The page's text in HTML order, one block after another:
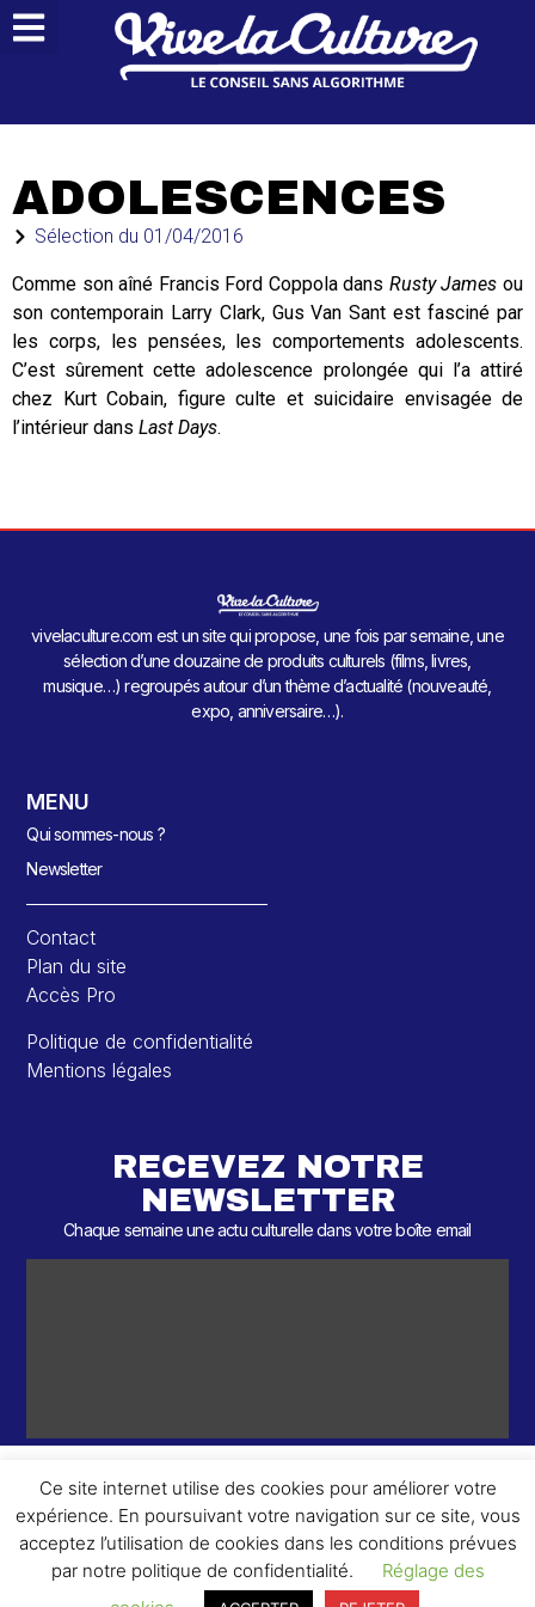
ADOLESCENCES
Sélection du 01/04/2016
Comme son aîné Francis Ford Coppola dans Rusty James ou
son contemporain Larry Clark, Gus Van Sant est fasciné par
les corps, les pensées, les comportements adolescents.
C’est sûrement cette adolescence prolongée qui l’a attiré
chez Kurt Cobain, figure culte et suicidaire envisagée de
l’intérieur dans Last Days.
vivelaculture.com est un site qui propose, une fois par semaine, une
sélection d’une douzaine de produits culturels (films, livres,
musique…) regroupés autour d’un thème d’actualité (nouveauté,
expo, anniversaire…).
MENU
Qui sommes-nous ?
Newsletter
Contact
Plan du site
Accès Pro
Politique de confidentialité
Mentions légales
RECEVEZ NOTRE
NEWSLETTER
Chaque semaine une actu culturelle dans votre boîte email
© 2026 – 2 ème Round – Tous droits réservés.
Ce site internet utilise des cookies pour améliorer votre
expérience. En poursuivant votre navigation sur ce site, vous
acceptez l’utilisation de cookies dans les conditions prévues
par notre politique de confidentialité.
Réglage des